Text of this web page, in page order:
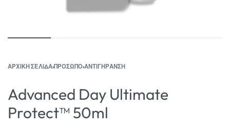
ΑΡΧΙΚΉ ΣΕΛΊΔΑ›ΠΡΟΣΩΠΟ›ΑΝΤΙΓΗΡΑΝΣΗ
Advanced Day Ultimate
Protect™ 50ml